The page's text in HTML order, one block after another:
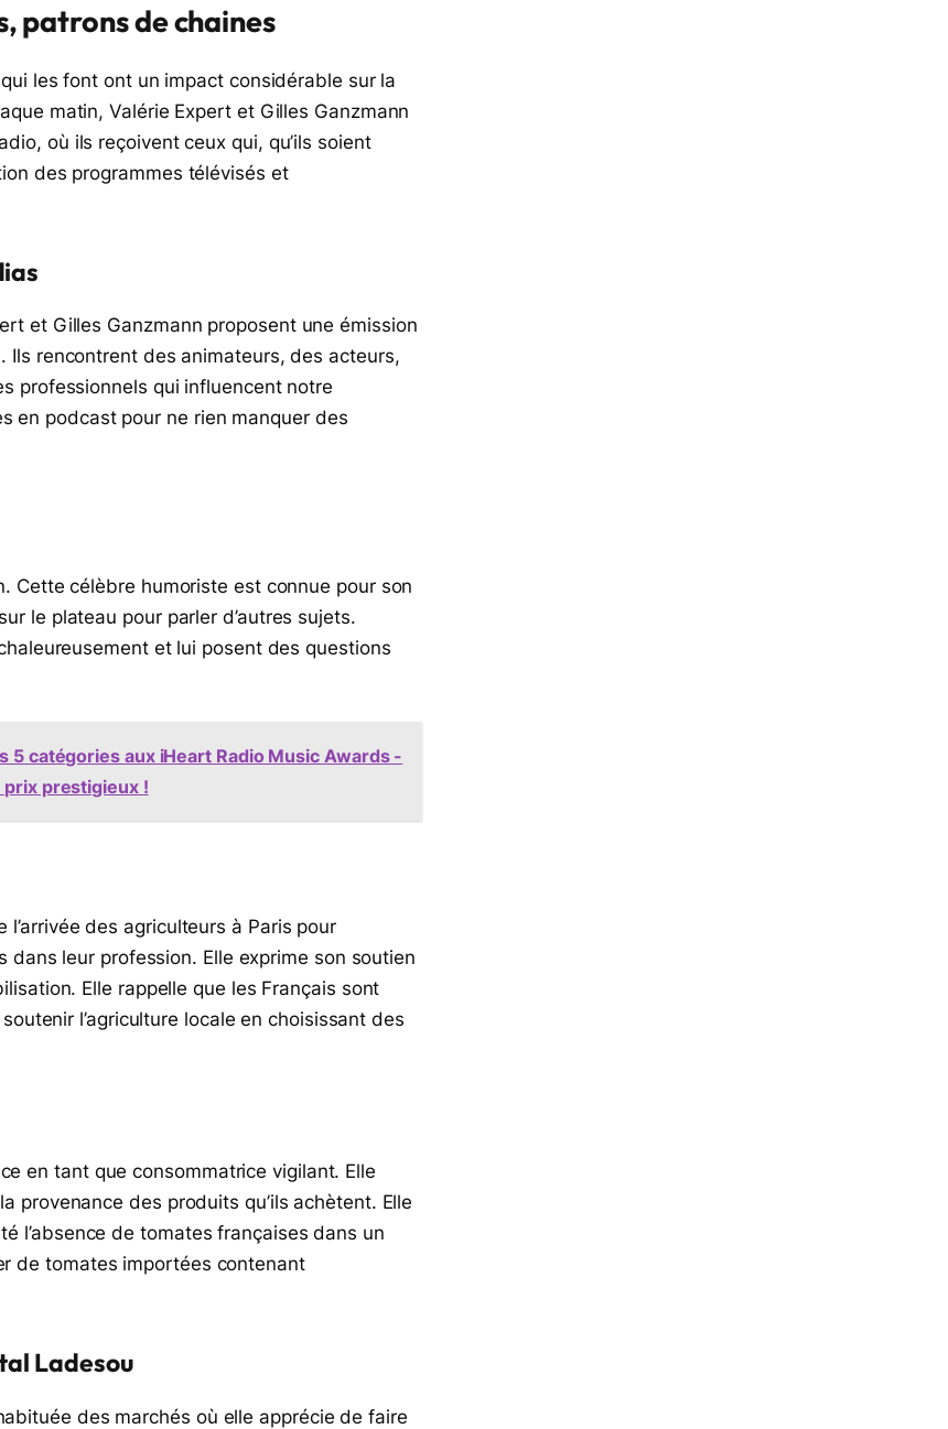
patrons de chaines
les font ont un impact considérable sur la
matin, Valérie Expert et Gilles Ganzmann
où ils reçoivent ceux qui, qu’ils soient
des programmes télévisés et
et Gilles Ganzmann proposent une émission
rencontrent des animateurs, des acteurs,
professionnels qui influencent notre
en podcast pour ne rien manquer des
Cette célèbre humoriste est connue pour son
le plateau pour parler d’autres sujets.
et lui posent des questions
5 catégories aux iHeart Radio Music Awards -
prix prestigieux !
des agriculteurs à Paris pour
leur profession. Elle exprime son soutien
Elle rappelle que les Français sont
l’agriculture locale en choisissant des
en tant que consommatrice vigilant. Elle
provenance des produits qu’ils achètent. Elle
l’absence de tomates françaises dans un
de tomates importées contenant
Ladesou
des marchés où elle apprécie de faire